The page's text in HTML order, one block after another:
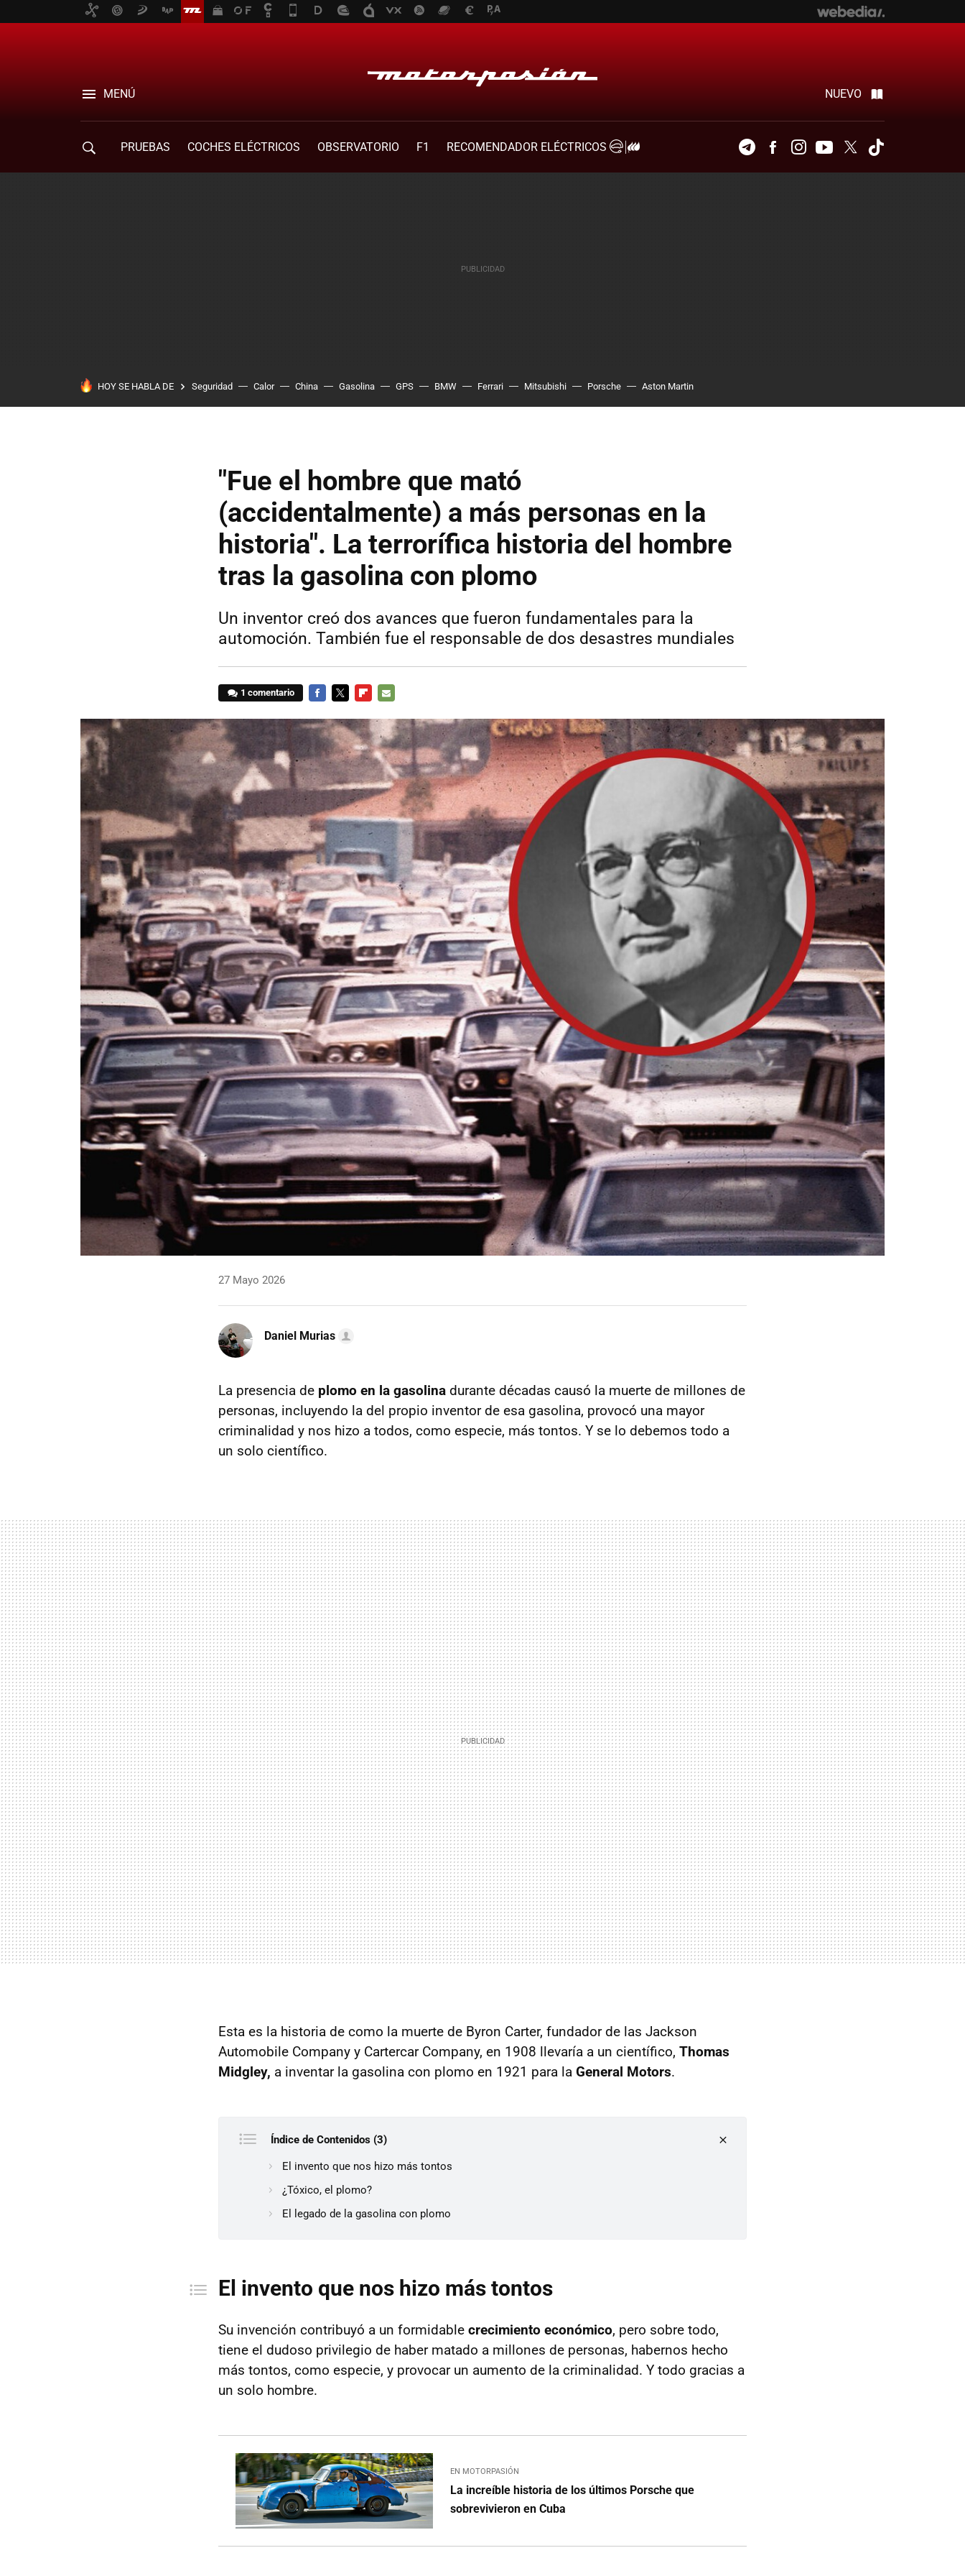
MENÚ NUEVO
PRUEBAS COCHES ELÉCTRICOS OBSERVATORIO F1
RECOMENDADOR ELÉCTRICOS
TelegramFacebookInstagramYoutubeTwitter
HOY SE HABLA DE Seguridad Calor China Gasolina GPS BMW Ferrari Mitsubishi Porsche Aston Martin
"Fue el hombre que mató
(accidentalmente) a más personas en la
historia". La terrorífica historia del hombre
tras la gasolina con plomo
Un inventor creó dos avances que fueron fundamentales para la
automoción. También fue el responsable de dos desastres mundiales
1 comentario
MAIL
27 Mayo 2026
Daniel Murias
La presencia de plomo en la gasolina durante décadas causó la muerte de millones de
personas, incluyendo la del propio inventor de esa gasolina, provocó una mayor
criminalidad y nos hizo a todos, como especie, más tontos. Y se lo debemos todo a
un solo científico.
Esta es la historia de como la muerte de Byron Carter, fundador de las Jackson
Automobile Company y Cartercar Company, en 1908 llevaría a un científico, Thomas
Midgley, a inventar la gasolina con plomo en 1921 para la General Motors.
Índice de Contenidos (3)
El invento que nos hizo más tontos
¿Tóxico, el plomo?
El legado de la gasolina con plomo
El invento que nos hizo más tontos
Su invención contribuyó a un formidable crecimiento económico, pero sobre todo,
tiene el dudoso privilegio de haber matado a millones de personas, habernos hecho
más tontos, como especie, y provocar un aumento de la criminalidad. Y todo gracias a
un solo hombre.
EN MOTORPASIÓN
La increíble historia de los últimos Porsche que
sobrevivieron en Cuba